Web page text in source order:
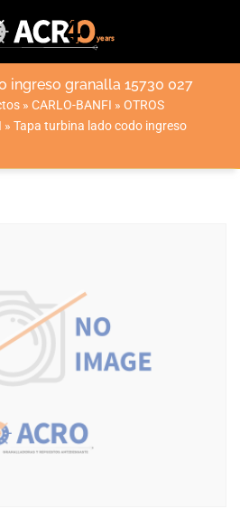
ingreso granalla 15730 027
» CARLO-BANFI » OTROS
» Tapa turbina lado codo ingreso